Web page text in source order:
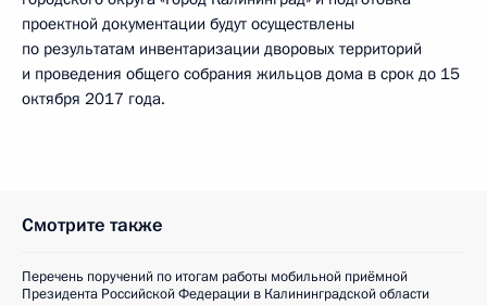
проектной документации будут осуществлены
по результатам инвентаризации дворовых территорий
и проведения общего собрания жильцов дома в срок до 15
октября 2017 года.
Смотрите также
Перечень поручений по итогам работы мобильной приёмной
Президента Российской Федерации в Калининградской области